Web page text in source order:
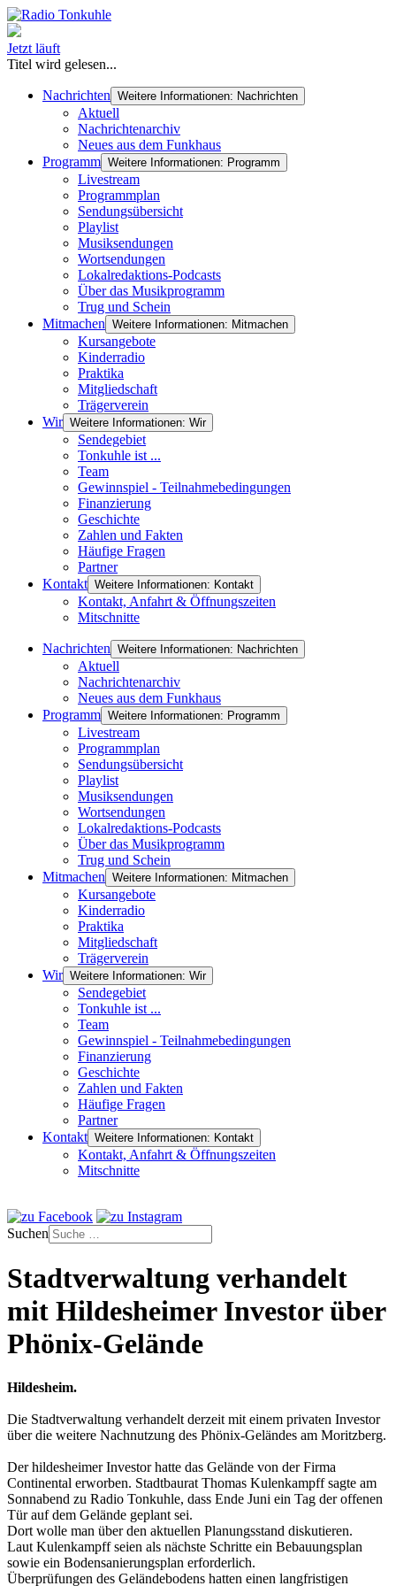
Jetzt läuft
Titel wird gelesen...
Nachrichten Weitere Informationen: Nachrichten
Aktuell
Nachrichtenarchiv
Neues aus dem Funkhaus
Programm Weitere Informationen: Programm
Livestream
Programmplan
Sendungsübersicht
Playlist
Musiksendungen
Wortsendungen
Lokalredaktions-Podcasts
Über das Musikprogramm
Trug und Schein
Mitmachen Weitere Informationen: Mitmachen
Kursangebote
Kinderradio
Praktika
Mitgliedschaft
Trägerverein
Wir Weitere Informationen: Wir
Sendegebiet
Tonkuhle ist ...
Team
Gewinnspiel - Teilnahmebedingungen
Finanzierung
Geschichte
Zahlen und Fakten
Häufige Fragen
Partner
Kontakt Weitere Informationen: Kontakt
Kontakt, Anfahrt & Öffnungszeiten
Mitschnitte
Nachrichten Weitere Informationen: Nachrichten
Aktuell
Nachrichtenarchiv
Neues aus dem Funkhaus
Programm Weitere Informationen: Programm
Livestream
Programmplan
Sendungsübersicht
Playlist
Musiksendungen
Wortsendungen
Lokalredaktions-Podcasts
Über das Musikprogramm
Trug und Schein
Mitmachen Weitere Informationen: Mitmachen
Kursangebote
Kinderradio
Praktika
Mitgliedschaft
Trägerverein
Wir Weitere Informationen: Wir
Sendegebiet
Tonkuhle ist ...
Team
Gewinnspiel - Teilnahmebedingungen
Finanzierung
Geschichte
Zahlen und Fakten
Häufige Fragen
Partner
Kontakt Weitere Informationen: Kontakt
Kontakt, Anfahrt & Öffnungszeiten
Mitschnitte
Suchen
Stadtverwaltung verhandelt
mit Hildesheimer Investor über
Phönix-Gelände
Hildesheim.
Die Stadtverwaltung verhandelt derzeit mit einem privaten Investor
über die weitere Nachnutzung des Phönix-Geländes am Moritzberg.
Der hildesheimer Investor hatte das Gelände von der Firma
Continental erworben. Stadtbaurat Thomas Kulenkampff sagte am
Sonnabend zu Radio Tonkuhle, dass Ende Juni ein Tag der offenen
Tür auf dem Gelände geplant sei.
Dort wolle man über den aktuellen Planungsstand diskutieren.
Laut Kulenkampff seien als nächste Schritte ein Bebauungsplan
sowie ein Bodensanierungsplan erforderlich.
Überprüfungen des Geländebodens hatten einen langfristigen